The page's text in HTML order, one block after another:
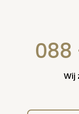
2004
088
Wij